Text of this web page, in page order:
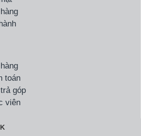
toán
góp
viên